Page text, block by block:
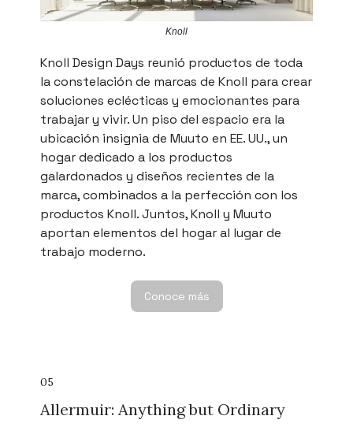
Knoll
Knoll Design Days reunió productos de toda
la constelación de marcas de Knoll para crear
soluciones eclécticas y emocionantes para
trabajar y vivir. Un piso del espacio era la
ubicación insignia de Muuto en EE. UU., un
hogar dedicado a los productos
galardonados y diseños recientes de la
marca, combinados a la perfección con los
productos Knoll. Juntos, Knoll y Muuto
aportan elementos del hogar al lugar de
trabajo moderno.
Conoce más
05
Allermuir: Anything but Ordinary